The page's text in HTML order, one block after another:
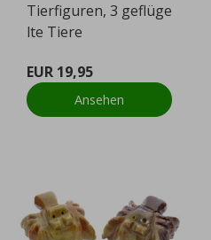
Tierfiguren, 3 geflüge
lte Tiere
EUR 19,95
Ansehen